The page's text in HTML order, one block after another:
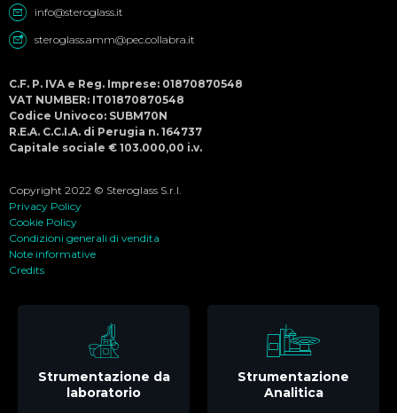
info@steroglass.it
steroglass.amm@pec.collabra.it
C.F. P. IVA e Reg. Imprese: 01870870548
VAT NUMBER: IT01870870548
Codice Univoco: SUBM70N
R.E.A. C.C.I.A. di Perugia n. 164737
Capitale sociale € 103.000,00 i.v.
Copyright 2022 © Steroglass S.r.l.
Privacy Policy
Cookie Policy
Condizioni generali di vendita
Note informative
Credits
Strumentazione da
laboratorio
Strumentazione
Analitica